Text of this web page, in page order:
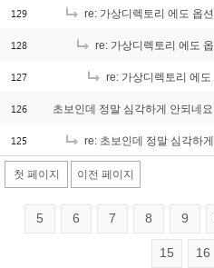
129 re: 가상디렉토리 에도 옵션지정이 가능한지요..
128 re: 가상디렉토리 에도 옵션지정이 가능한지요..
127 re: 가상디렉토리 에도 옵션지정이 가능한지요..
126 초보인데 정말 심각하게 안되네요
125 re: 초보인데 정말 심각하게 안되네요
첫 페이지 이전 페이지
5 6 7 8 9
15 16